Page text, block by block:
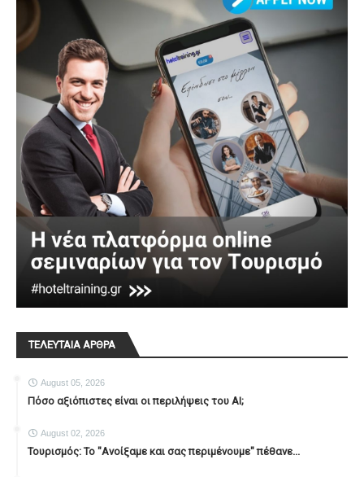
ΤΕΛΕΥΤΑΙΑ ΑΡΘΡΑ
August 05, 2026
Πόσο αξιόπιστες είναι οι περιλήψεις του ΑΙ;
August 02, 2026
Τουρισμός: Το "Ανοίξαμε και σας περιμένουμε" πέθανε...